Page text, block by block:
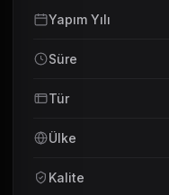
Yapım Yılı
Süre
Tür
Ülke
Kalite